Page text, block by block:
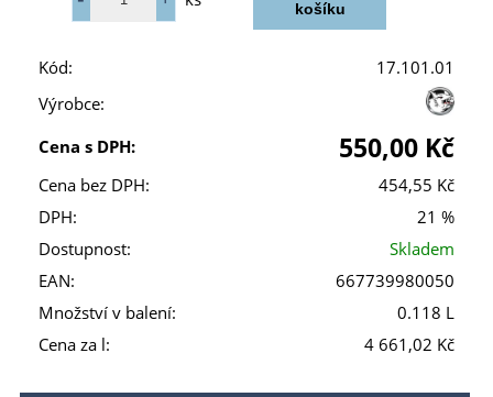
Kód:
17.101.01
Výrobce:
Cena s DPH:
550,00 Kč
Cena bez DPH:
454,55 Kč
DPH:
21 %
Dostupnost:
Skladem
EAN:
667739980050
Množství v balení:
0.118 L
Cena za l:
4 661,02 Kč